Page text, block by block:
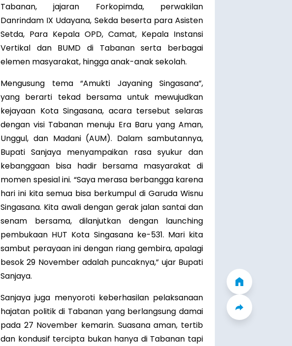
Tabanan, jajaran Forkopimda, perwakilan
Danrindam IX Udayana, Sekda beserta para Asisten
Setda, Para Kepala OPD, Camat, Kepala Instansi
Vertikal dan BUMD di Tabanan serta berbagai
elemen masyarakat, hingga anak-anak sekolah.
Mengusung tema “Amukti Jayaning Singasana”,
yang berarti tekad bersama untuk mewujudkan
kejayaan Kota Singasana, acara tersebut selaras
dengan visi Tabanan menuju Era Baru yang Aman,
Unggul, dan Madani (AUM). Dalam sambutannya,
Bupati Sanjaya menyampaikan rasa syukur dan
kebanggaan bisa hadir bersama masyarakat di
momen spesial ini. “Saya merasa berbangga karena
hari ini kita semua bisa berkumpul di Garuda Wisnu
Singasana. Kita awali dengan gerak jalan santai dan
senam bersama, dilanjutkan dengan launching
pembukaan HUT Kota Singasana ke-531. Mari kita
sambut perayaan ini dengan riang gembira, apalagi
besok 29 November adalah puncaknya,” ujar Bupati
Sanjaya.
Sanjaya juga menyoroti keberhasilan pelaksanaan
hajatan politik di Tabanan yang berlangsung damai
pada 27 November kemarin. Suasana aman, tertib
dan kondusif tercipta bukan hanya di Tabanan tapi